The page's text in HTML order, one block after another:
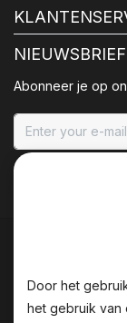
NIEUWSBRIEF
Abonneer je op
Door het
het gebruik van